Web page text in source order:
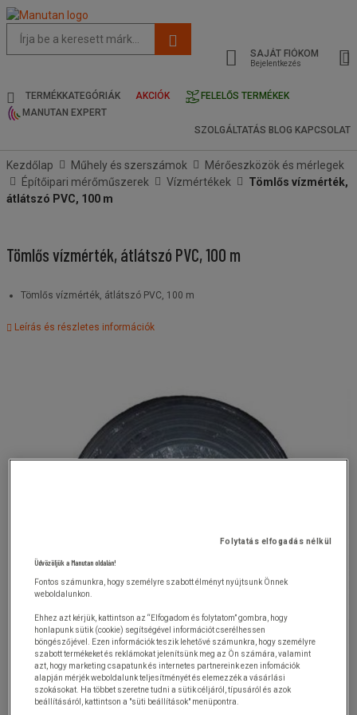
oldal
és
keresési
SAJÁT FIÓKOM
Bejelentkezés
TERMÉKKATEGÓRIÁK AKCIÓK
FELELŐS TERMÉKEK
MANUTAN EXPERT
SZOLGÁLTATÁS BLOG KAPCSOLAT
Kezdőlap Műhely és szerszámok
Mérőeszközök és mérlegek
Építőipari mérőműszerek
Vízmértékek
Tömlős vízmérték,
átlátszó PVC, 100 m
Tömlős vízmérték, átlátszó PVC, 100 m
Tömlős vízmérték, átlátszó PVC, 100 m
Leírás és részletes információk
Folytatás elfogadás nélkül
Üdvözöljük a Manutan oldalán!
Fontos számunkra, hogy személyre szabott élményt nyújtsunk Önnek
weboldalunkon.
Ehhez azt kérjük, kattintson az “Elfogadom és folytatom” gombra, hogy
honlapunk sütik (cookie) segítségével információt cserélhessen
böngészőjével. Ezen információk teszik lehetővé számunkra, hogy személyre
szabott termékeket és reklámokat jelenítsünk meg az Ön számára, valamint
azt, hogy marketing csapatunk és internetes partnereink ezen infomációk
alapján mérjék weboldalunk teljesítményét és elemezzék a vásárlási
szokásokat. Ha többet szeretne tudni a sütik céljáról, típusáról és azok
beállításáról, kattintson a "süti beállítások" menüpontra.